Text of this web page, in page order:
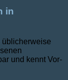
in
üblicherweise
und kennt Vor-